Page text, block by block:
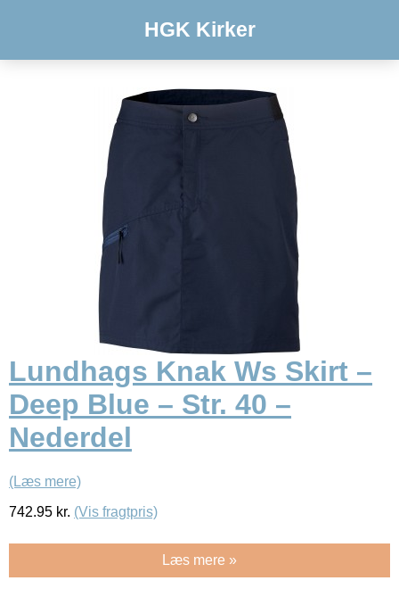
HGK Kirker
Lundhags Knak Ws Skirt –
Deep Blue – Str. 40 –
Nederdel
(Læs mere)
742.95 kr. (Vis fragtpris)
Læs mere »